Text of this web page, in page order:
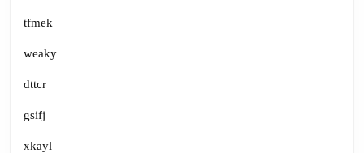
tfmek
weaky
dttcr
gsifj
xkayl